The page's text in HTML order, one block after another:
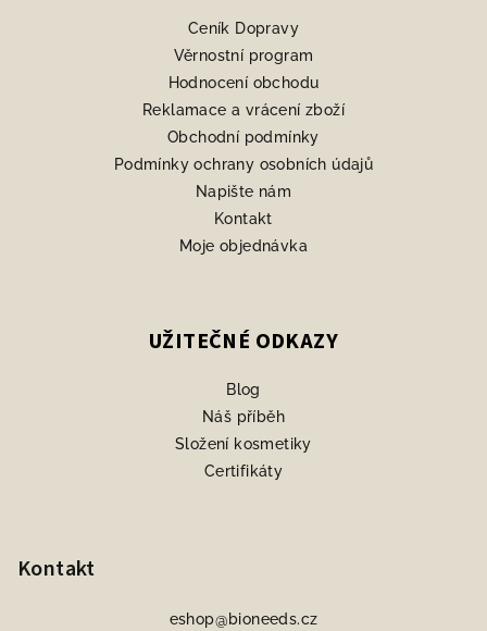
Ceník Dopravy
Věrnostní program
Hodnocení obchodu
Reklamace a vrácení zboží
Obchodní podmínky
Podmínky ochrany osobních údajů
Napište nám
Kontakt
Moje objednávka
UŽITEČNÉ ODKAZY
Blog
Náš příběh
Složení kosmetiky
Certifikáty
Kontakt
eshop@bioneeds.cz